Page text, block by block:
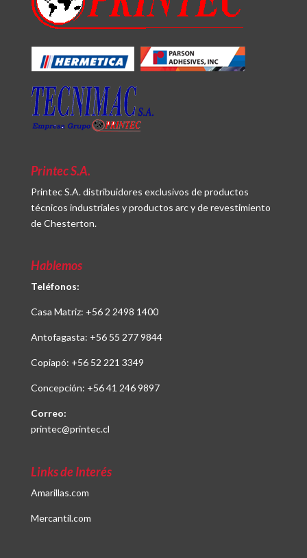
Printec S.A.
Printec S.A. distribuidores exclusivos de productos
técnicos industriales y productos arc y de revestimiento
de Chesterton.
Hablemos
Teléfonos:
Casa Matriz: +56 2 2498 1400
Antofagasta: +56 55 277 9844
Copiapó: +56 52 221 3349
Concepción: +56 41 246 9897
Correo:
printec@printec.cl
Links de Interés
Amarillas.com
Mercantil.com